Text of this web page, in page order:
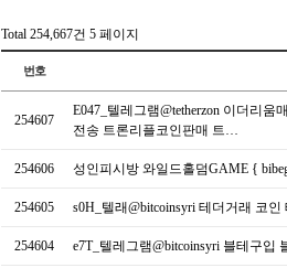
Total 254,667건 5 페이지
번호
254607
E047_텔레그램@tetherzon 이더리
전송 트론리플코인판매 트…
254606 성인피시방 와일드홀덤GAME {
254605 s0H_텔래@bitcoinsyri 테더거래 코
254604 e7T_텔레그램@bitcoinsyri 블테구입